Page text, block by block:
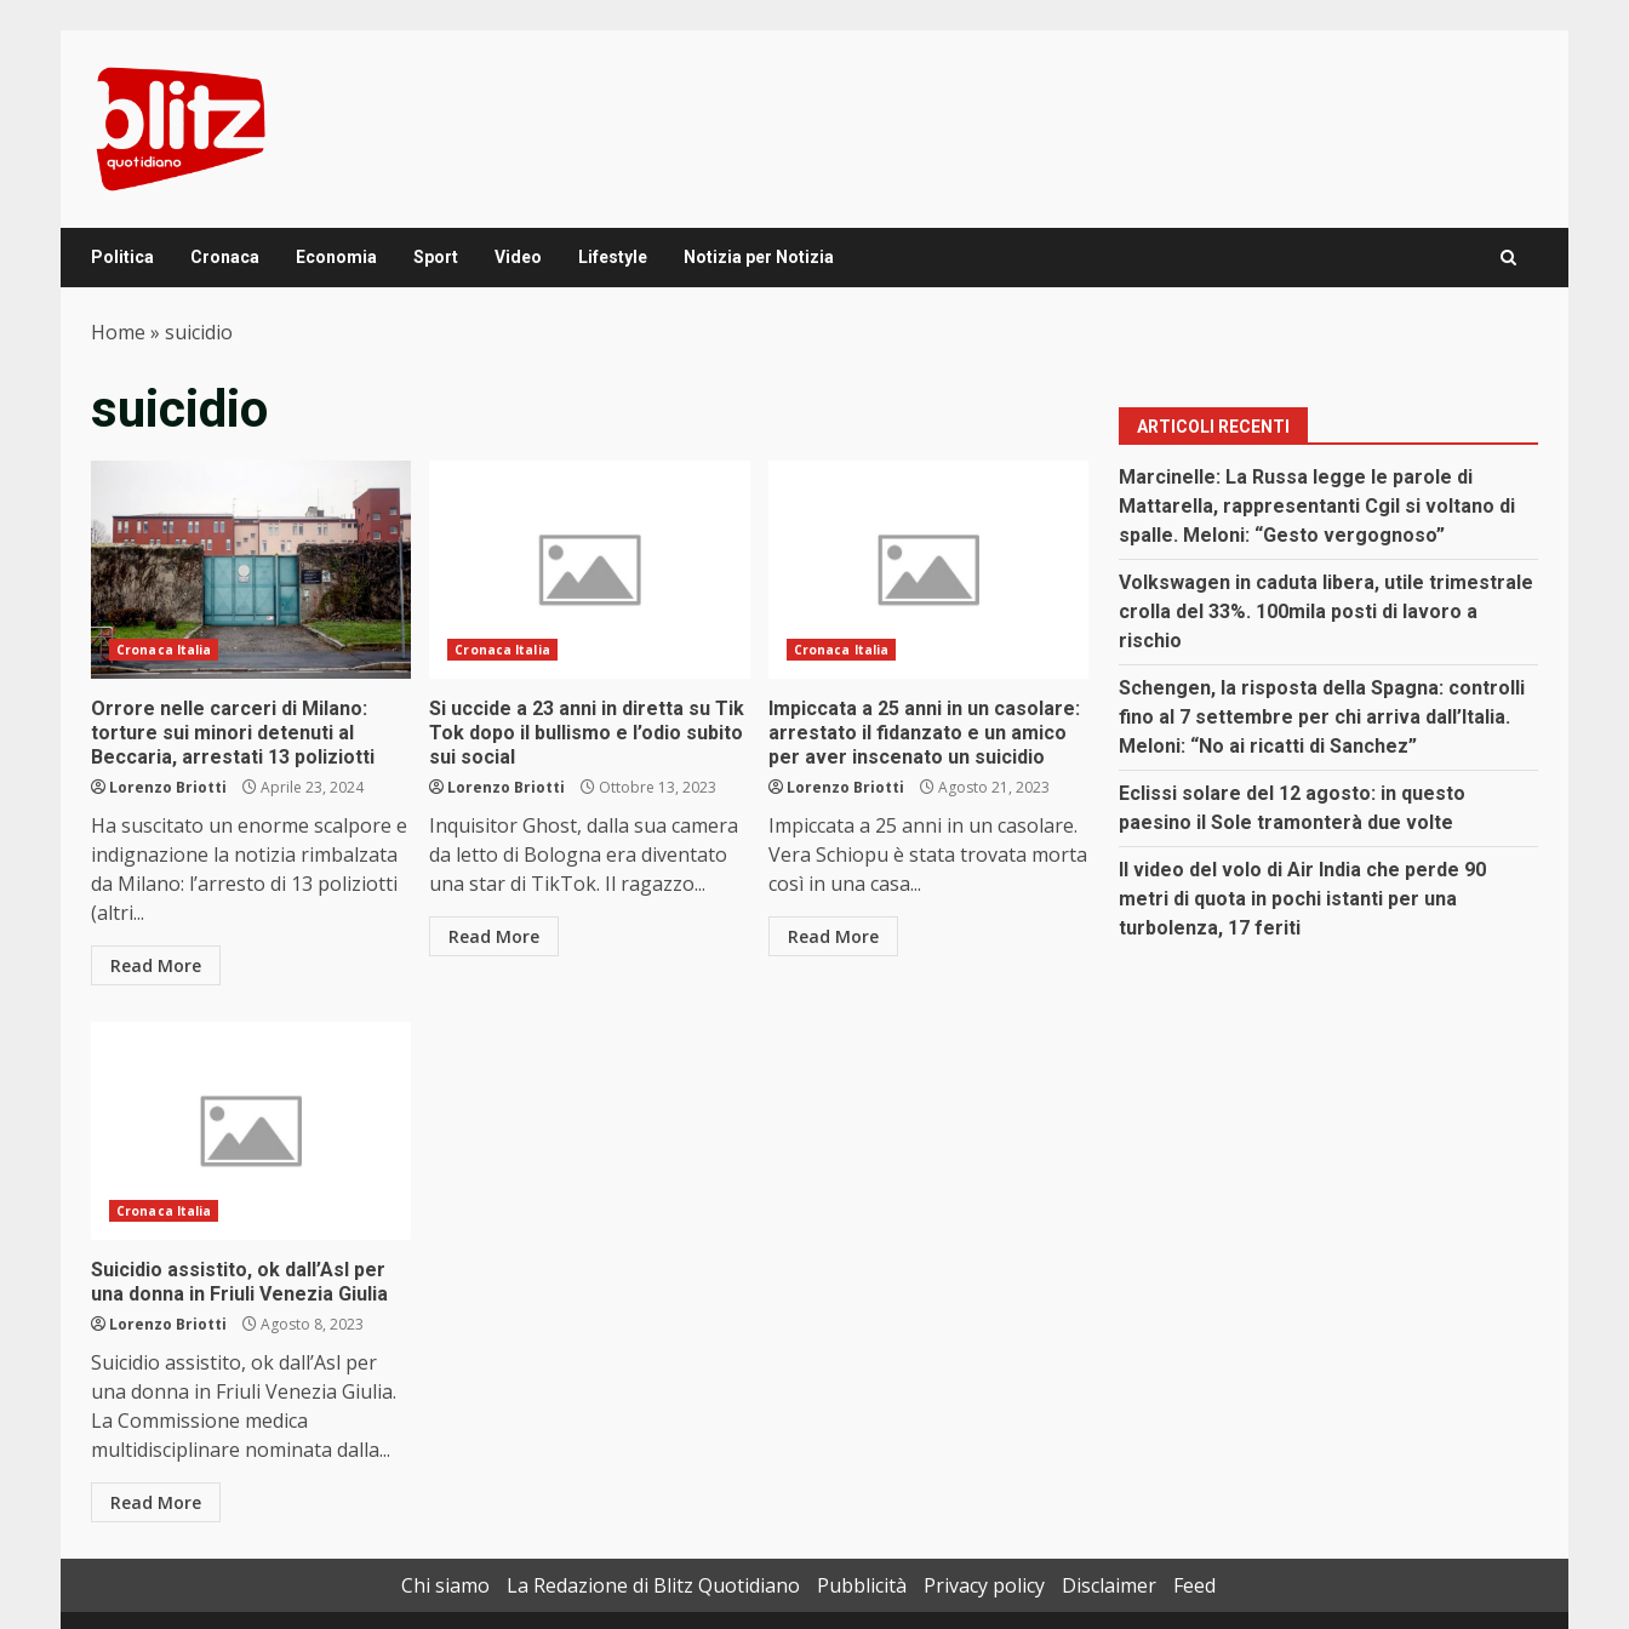
content
Politica Cronaca Economia Sport Video Lifestyle Notizia per Notizia
Home » suicidio
suicidio
Cronaca Italia
Orrore nelle carceri di Milano:
torture sui minori detenuti al
Beccaria, arrestati 13 poliziotti
Lorenzo Briotti Aprile 23, 2024
Ha suscitato un enorme scalpore e
indignazione la notizia rimbalzata
da Milano: l’arresto di 13 poliziotti
(altri...
Read More
Cronaca Italia
Si uccide a 23 anni in diretta su Tik
Tok dopo il bullismo e l’odio subito
sui social
Lorenzo Briotti Ottobre 13, 2023
Inquisitor Ghost, dalla sua camera
da letto di Bologna era diventato
una star di TikTok. Il ragazzo...
Read More
Cronaca Italia
Impiccata a 25 anni in un casolare:
arrestato il fidanzato e un amico
per aver inscenato un suicidio
Lorenzo Briotti Agosto 21, 2023
Impiccata a 25 anni in un casolare.
Vera Schiopu è stata trovata morta
così in una casa...
Read More
Cronaca Italia
Suicidio assistito, ok dall’Asl per
una donna in Friuli Venezia Giulia
Lorenzo Briotti Agosto 8, 2023
Suicidio assistito, ok dall’Asl per
una donna in Friuli Venezia Giulia.
La Commissione medica
multidisciplinare nominata dalla...
Read More
ARTICOLI RECENTI
Marcinelle: La Russa legge le parole di
Mattarella, rappresentanti Cgil si voltano di
spalle. Meloni: “Gesto vergognoso”
Volkswagen in caduta libera, utile trimestrale
crolla del 33%. 100mila posti di lavoro a
rischio
Schengen, la risposta della Spagna: controlli
fino al 7 settembre per chi arriva dall’Italia.
Meloni: “No ai ricatti di Sanchez”
Eclissi solare del 12 agosto: in questo
paesino il Sole tramonterà due volte
Il video del volo di Air India che perde 90
metri di quota in pochi istanti per una
turbolenza, 17 feriti
Chi siamo La Redazione di Blitz Quotidiano Pubblicità Privacy policy Disclaimer
Feed